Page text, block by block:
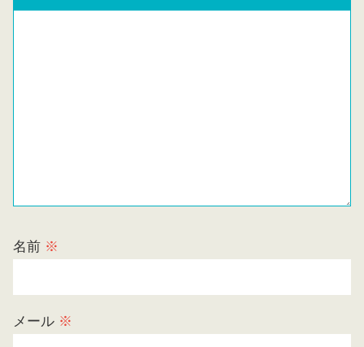
名前 ※
メール ※